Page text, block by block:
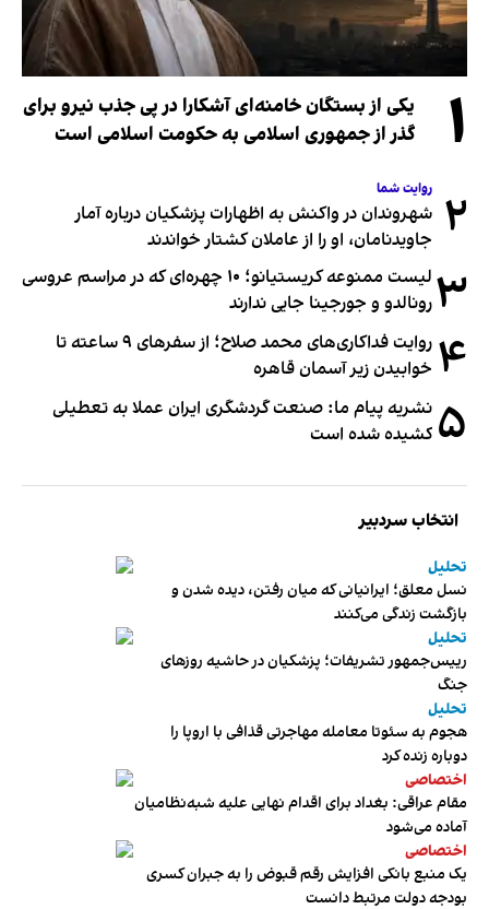
۱
یکی از بستگان خامنه‌ای آشکارا در پی جذب نیرو برای
گذر از جمهوری اسلامی به حکومت اسلامی است
۲ روایت شما
شهروندان در واکنش به اظهارات پزشکیان درباره آمار
جاویدنامان، او را از عاملان کشتار خواندند
۳
لیست ممنوعه کریستیانو؛ ۱۰ چهره‌ای که در مراسم عروسی
رونالدو و جورجینا جایی ندارند
۴
روایت فداکاری‌های محمد صلاح؛ از سفرهای ۹ ساعته تا
خوابیدن زیر آسمان قاهره
۵ نشریه پیام ما: صنعت گردشگری ایران عملا به تعطیلی
کشیده شده است
انتخاب سردبیر
تحلیل
نسل معلق؛ ایرانیانی که میان رفتن، دیده شدن و
بازگشت زندگی می‌کنند
تحلیل
رییس‌جمهور تشریفات؛ پزشکیان در حاشیه روزهای
جنگ
تحلیل
هجوم به سئوتا معامله مهاجرتی قذافی با اروپا را
دوباره زنده کرد
اختصاصی
مقام عراقی: بغداد برای اقدام نهایی علیه شبه‌نظامیان
آماده می‌شود
اختصاصی
یک منبع بانکی افزایش رقم قبوض را به جبران کسری
بودجه دولت مرتبط دانست